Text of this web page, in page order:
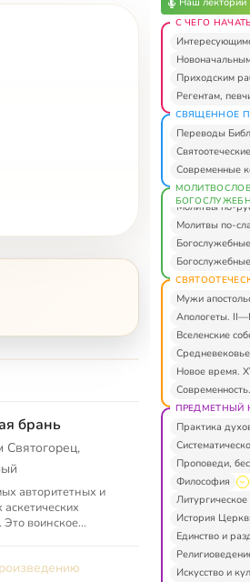
брань
Святогорец,
авторитетных и
Это воинское
С ЧЕГО
Приходским
Регентам,
СВЯЩЕННОЕ
Переводы
Современные
Молитвы по-
Молитвы по-
Мужи
Апологеты.
Вселенские
Новое время.
ПРЕДМЕТНЫЙ
Практика
Проповеди,
Философия
Литургическое
История
Единство и
Искусство и